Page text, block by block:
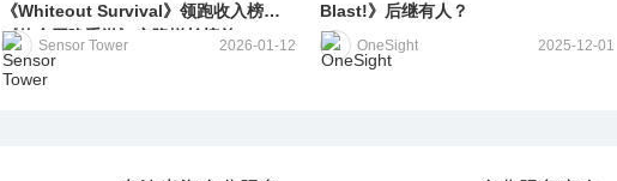
《Whiteout Survival》领跑收入榜，
《使命召唤手游》空降增长榜首
Sensor Tower 2026-01-12
Blast!》后继有人？
OneSight 2025-12-01